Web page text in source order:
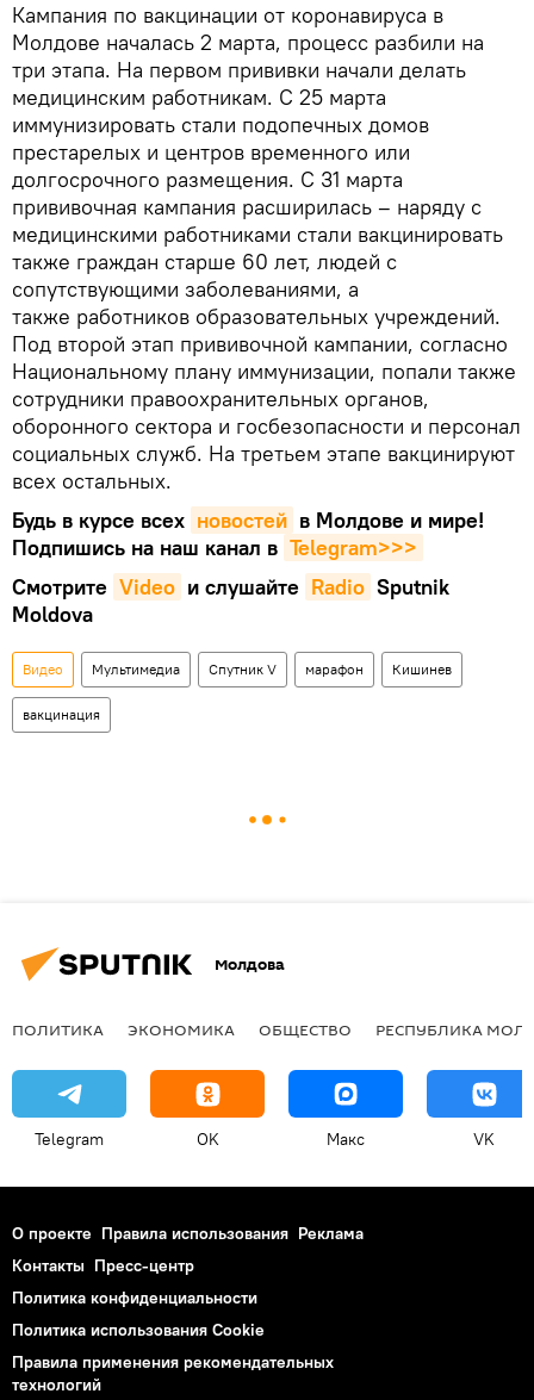
Кампания по вакцинации от коронавируса в
Молдове началась 2 марта, процесс разбили на
три этапа. На первом прививки начали делать
медицинским работникам. С 25 марта
иммунизировать стали подопечных домов
престарелых и центров временного или
долгосрочного размещения. С 31 марта
прививочная кампания расширилась – наряду с
медицинскими работниками стали вакцинировать
также граждан старше 60 лет, людей с
сопутствующими заболеваниями, а
также работников образовательных учреждений.
Под второй этап прививочной кампании, согласно
Национальному плану иммунизации, попали также
сотрудники правоохранительных органов,
оборонного сектора и госбезопасности и персонал
социальных служб. На третьем этапе вакцинируют
всех остальных.
Будь в курсе всех новостей в Молдове и мире!
Подпишись на наш канал в Telegram>>>
Смотрите Video и слушайте Radio Sputnik
Moldova
Видео Мультимедиа Спутник V марафон Кишинев
вакцинация
Молдова
ПОЛИТИКА ЭКОНОМИКА ОБЩЕСТВО РЕСПУБЛИКА
Telegram OK Макс VK
О проекте Правила использования Реклама
Контакты Пресс-центр
Политика конфиденциальности
Политика использования Cookie
Правила применения рекомендательных
технологий